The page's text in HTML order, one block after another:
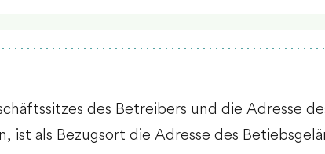
des Betreibers und die Adresse
ist als Bezugsort die Adresse des